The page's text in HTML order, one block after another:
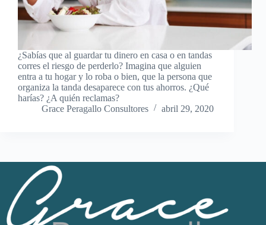
¿Sabías que al guardar tu dinero en casa o en tandas
corres el riesgo de perderlo? Imagina que alguien
entra a tu hogar y lo roba o bien, que la persona que
organiza la tanda desaparece con tus ahorros. ¿Qué
harías? ¿A quién reclamas?
Grace Peragallo Consultores
abril 29, 2020